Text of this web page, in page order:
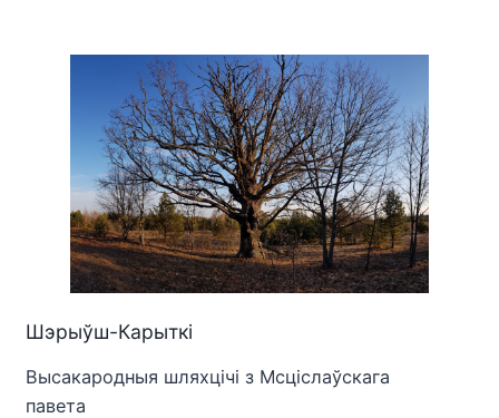
Шэрыўш-Карыткі
Высакародныя шляхцічі з Мсціслаўскага
павета